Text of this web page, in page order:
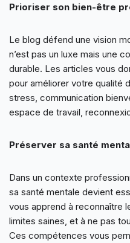
Prioriser son bien-être
Le blog défend une vision
n’est pas un luxe mais une
durable. Les articles vous
pour améliorer votre qualité
stress, communication
espace de travail,
Préserver sa santé
Dans un contexte
sa santé mentale devient
vous apprend à reconnaître
limites saines, et à ne pas
Ces compétences vous